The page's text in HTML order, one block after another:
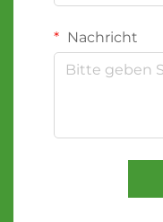
Nachricht